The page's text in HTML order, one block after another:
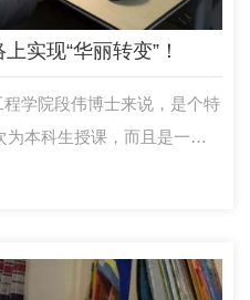
实现“华丽转变”！
学院段伟博士来说，是个特
本科生授课，而且是一堂
教学任务的青年教员段伟博